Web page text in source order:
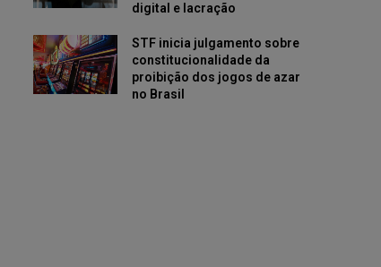
digital e lacração
STF inicia julgamento sobre
constitucionalidade da
proibição dos jogos de azar
no Brasil